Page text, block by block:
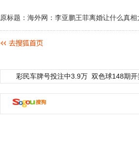
原标题：海外网：李亚鹏王菲离婚让什么真
彩民车牌号投注中3.9万 双色球148期